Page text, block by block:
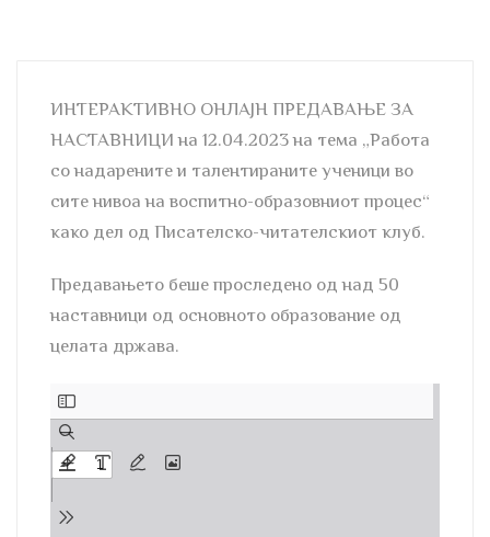
ИНТЕРАКТИВНО ОНЛАЈН ПРЕДАВАЊЕ ЗА
НАСТАВНИЦИ на 12.04.2023 на тема „Работа
со надарените и талентираните ученици во
сите нивоа на воспитно-образовниот процес“
како дел од Писателско-читателскиот клуб.
Предавањето беше проследено од над 50
наставници од основното образование од
целата држава.